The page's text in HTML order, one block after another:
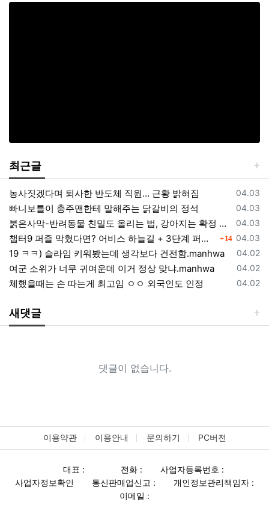
최근글
등록일
04.03
농사짓겠다며 퇴사한 반도체 직원… 근황 밝혀짐
등록일
04.03
빠니보틀이 충주맨한테 말해주는 닭갈비의 정석
등록일
04.03
붉은사막-반려동물 친밀도 올리는 법, 강아지는 확정 고양이는 조건 확인
등록일
04.03
챕터9 퍼즐 막혔다면? 어비스 하늘길 + 3단계 퍼즐 공략 순서 정리 (길찾기 포함) 댓글
14
등록일
04.02
19 ㅋㅋ) 슬라임 키워봤는데 생각보다 건전함.manhwa
등록일
04.02
여군 소위가 너무 귀여운데 이거 정상 맞냐.manhwa
등록일
04.02
체했을때는 손 따는게 최고임 ㅇㅇ 외국인도 인정
새댓글
댓글이 없습니다.
이용약관 이용안내 문의하기 PC버전
대표 : 전화 :
사업자등록번호 :
사업자정보확인
통신판매업신고 :
개인정보관리책임자 :
이메일 :